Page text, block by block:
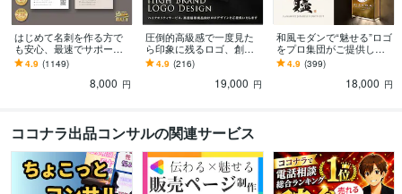
はじめて名刺を作る方で
も安心、最速でサポート
します 名刺デザイン実績
最多のプロデザイナーが
デザインいたします!
4.9 (1149)
8,000 円
圧倒的高級感で一度見た
ら印象に残るロゴ、創り
ます さまざまなデザイン
の経験を活かし、想いを
確実に形にします
4.9 (216)
19,000 円
和風モダンで“魅せる”ロゴ
をプロ集団がご提供しま
す 経験豊富な男女3名のデ
ザイナーがさまざまなデ
4.9 (399)
18,000 円
ココナラ出品コンサルの関連サービス